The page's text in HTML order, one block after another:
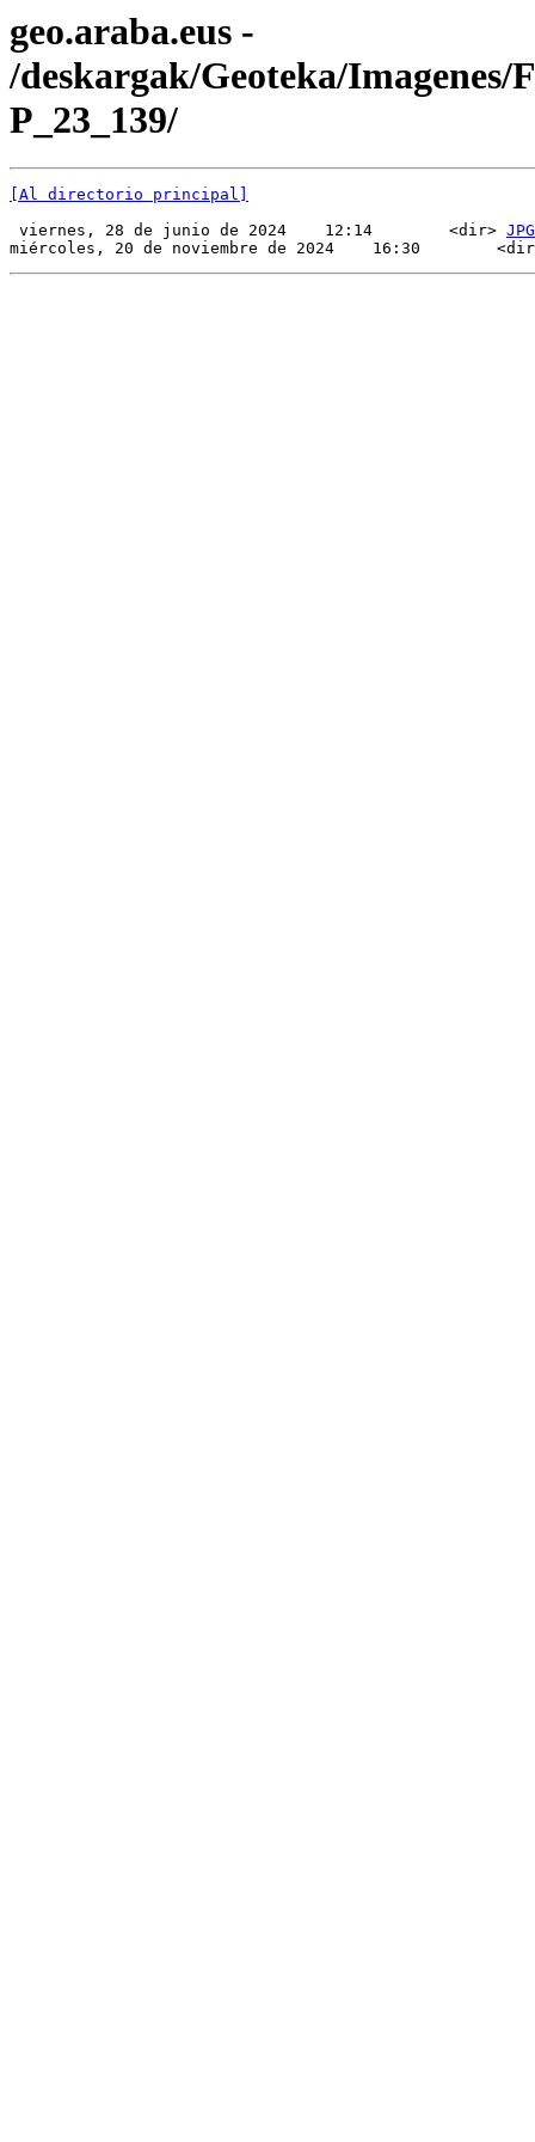
geo.araba.eus -
/deskargak/Geoteka/Imagenes/
P_23_139/
[Al directorio principal]
viernes, 28 de junio de 2024    12:14        <dir> JPG
miércoles, 20 de noviembre de 2024    16:30